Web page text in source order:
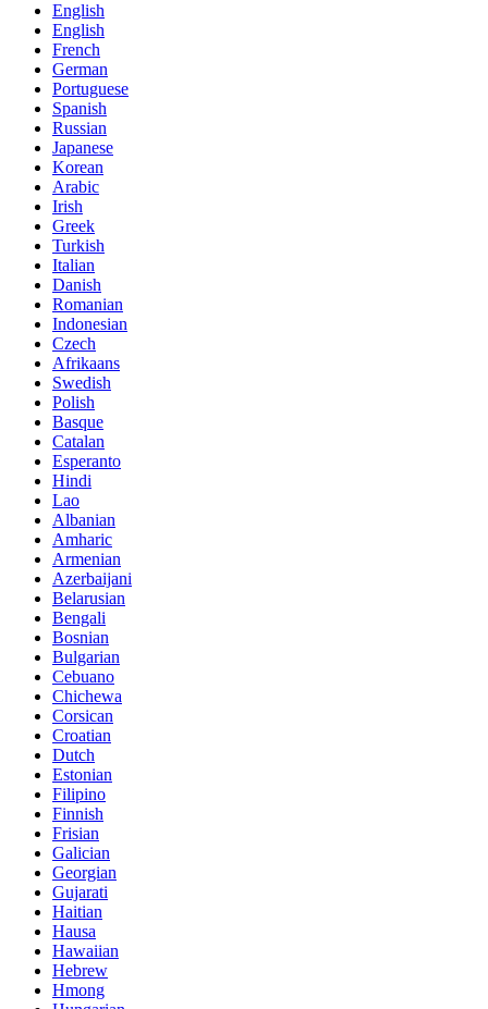
English
English
French
German
Portuguese
Spanish
Russian
Japanese
Korean
Arabic
Irish
Greek
Turkish
Italian
Danish
Romanian
Indonesian
Czech
Afrikaans
Swedish
Polish
Basque
Catalan
Esperanto
Hindi
Lao
Albanian
Amharic
Armenian
Azerbaijani
Belarusian
Bengali
Bosnian
Bulgarian
Cebuano
Chichewa
Corsican
Croatian
Dutch
Estonian
Filipino
Finnish
Frisian
Galician
Georgian
Gujarati
Haitian
Hausa
Hawaiian
Hebrew
Hmong